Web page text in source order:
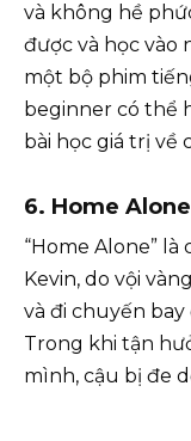
và không hề
được và học vào
một bộ phim
beginner có thể
bài học giá trị về
6. Home Alone
“Home Alone”
Kevin, do vội
và đi chuyến bay
Trong khi tận
mình, cậu bị đe